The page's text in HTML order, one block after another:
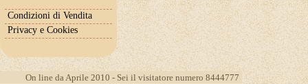
Condizioni di Vendita
Privacy e Cookies
On line da Aprile 2010 - Sei il visitatore numero 8444777